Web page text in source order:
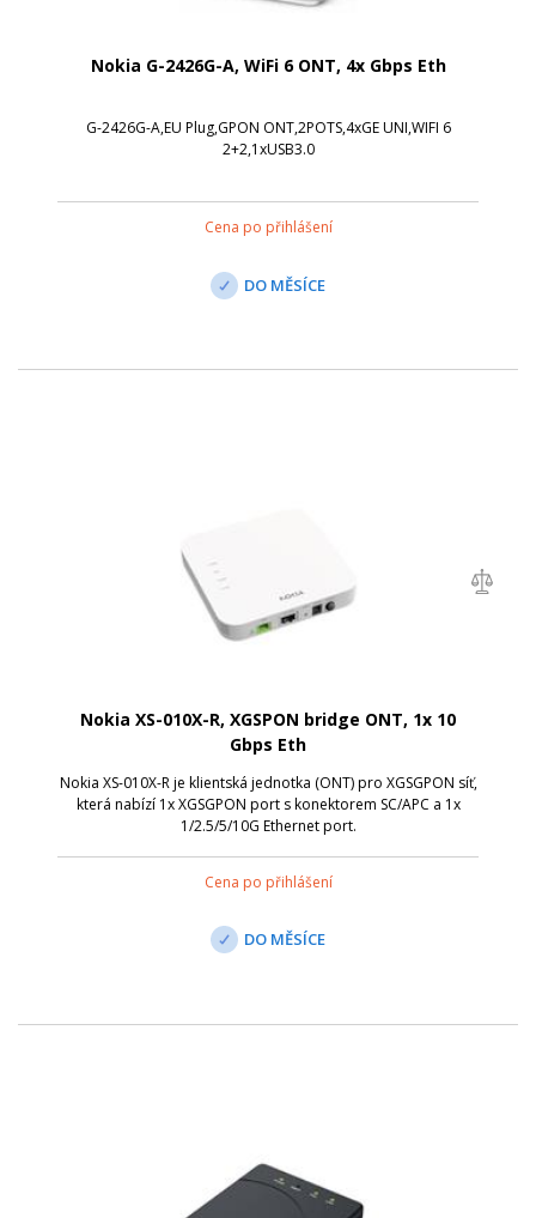
Nokia G-2426G-A, WiFi 6 ONT, 4x Gbps Eth
G-2426G-A,EU Plug,GPON ONT,2POTS,4xGE UNI,WIFI 6
2+2,1xUSB3.0
Cena po přihlášení
DO MĚSÍCE
Nokia XS-010X-R, XGSPON bridge ONT, 1x 10
Gbps Eth
Nokia XS-010X-R je klientská jednotka (ONT) pro XGSGPON síť,
která nabízí 1x XGSGPON port s konektorem SC/APC a 1x
1/2.5/5/10G Ethernet port.
Cena po přihlášení
DO MĚSÍCE